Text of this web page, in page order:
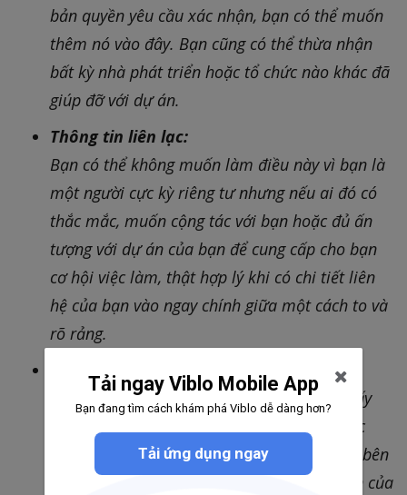
bản quyền yêu cầu xác nhận, bạn có thể muốn
thêm nó vào đây. Bạn cũng có thể thừa nhận
bất kỳ nhà phát triển hoặc tổ chức nào khác đã
giúp đỡ với dự án.
Thông tin liên lạc:
Bạn có thể không muốn làm điều này vì bạn là
một người cực kỳ riêng tư nhưng nếu ai đó có
thắc mắc, muốn cộng tác với bạn hoặc đủ ấn
tượng với dự án của bạn để cung cấp cho bạn
cơ hội việc làm, thật hợp lý khi có chi tiết liên
hệ của bạn vào ngay chính giữa một cách to và
rõ rảng.
Thông tin bản quyền:
Bạn chắc chắn muốn bao gồm thông tin giấy
phép nếu có. Các công ty khởi nghiệp và các
công ty khác phụ thuộc vào phần mềm của bên
thứ ba dường như không thể sử dụng dự án của
Tải ngay Viblo Mobile App
Bạn đang tìm cách khám phá Viblo dễ dàng hơn?
Tải ứng dụng ngay